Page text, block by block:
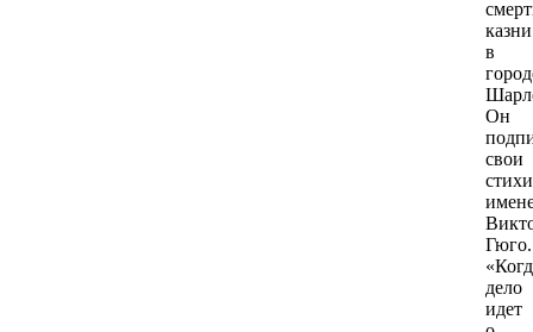
казни
в
Он
свои
стихи
Гюго.
дело
идет